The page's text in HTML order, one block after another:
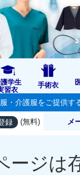
学生
習衣
手術衣
介護服をご提供す
録 (無料) メ
ージは